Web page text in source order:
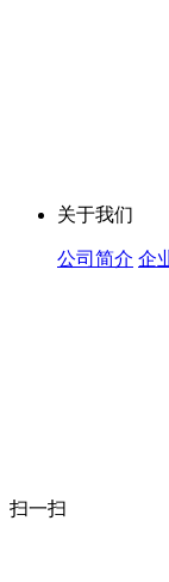
关于我们
公司简介 企
扫一扫